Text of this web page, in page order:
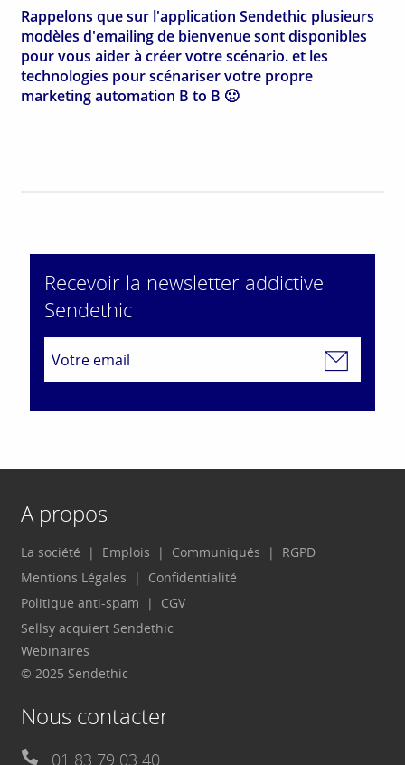
Rappelons que sur l'application Sendethic plusieurs
modèles d'emailing de bienvenue sont disponibles
pour vous aider àcréer votre scénario. et les
technologies pourscénariser votre propre
marketing automation B to B 🙂
Recevoir la newsletter addictive
Sendethic
A propos
La société Emplois Communiqués
RGPD
Mentions Légales
Confidentialité
Politique anti-spam
CGV
Sellsy acquiert Sendethic
Webinaires
© 2025 Sendethic
Nous contacter
01 83 79 03 40